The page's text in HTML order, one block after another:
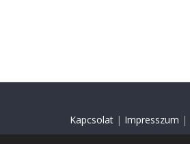
Kapcsolat | Impresszum |